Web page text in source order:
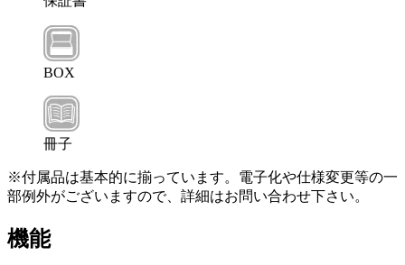
BOX
冊子
※付属品は基本的に揃っています。電子化や仕様変更等の一
部例外がございますので、詳細はお問い合わせ下さい。
機能